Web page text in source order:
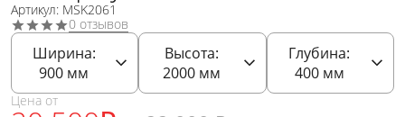
Артикул: MSK2061
0 отзывов
Ширина:
900 мм
Высота:
2000мм
Глубина:
400мм
Цена от